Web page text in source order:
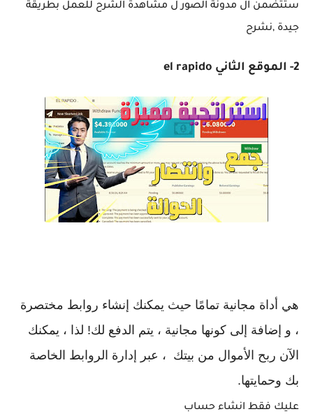
ستتضمن ال مدونة الصور ل مشاهدة الشرح للعمل بطريقة
جيدة ,نشرح
2- الموقع الثاني el rapido
هي أداة مجانية تمامًا حيث يمكنك إنشاء روابط مختصرة
، و إضافة إلى كونها مجانية ، يتم الدفع لك! لذا ، يمكنك
الآن ربح الأموال من بيتك ، عبر إدارة الروابط الخاصة
بك وحمايتها.
عليك فقط انشاء حساب